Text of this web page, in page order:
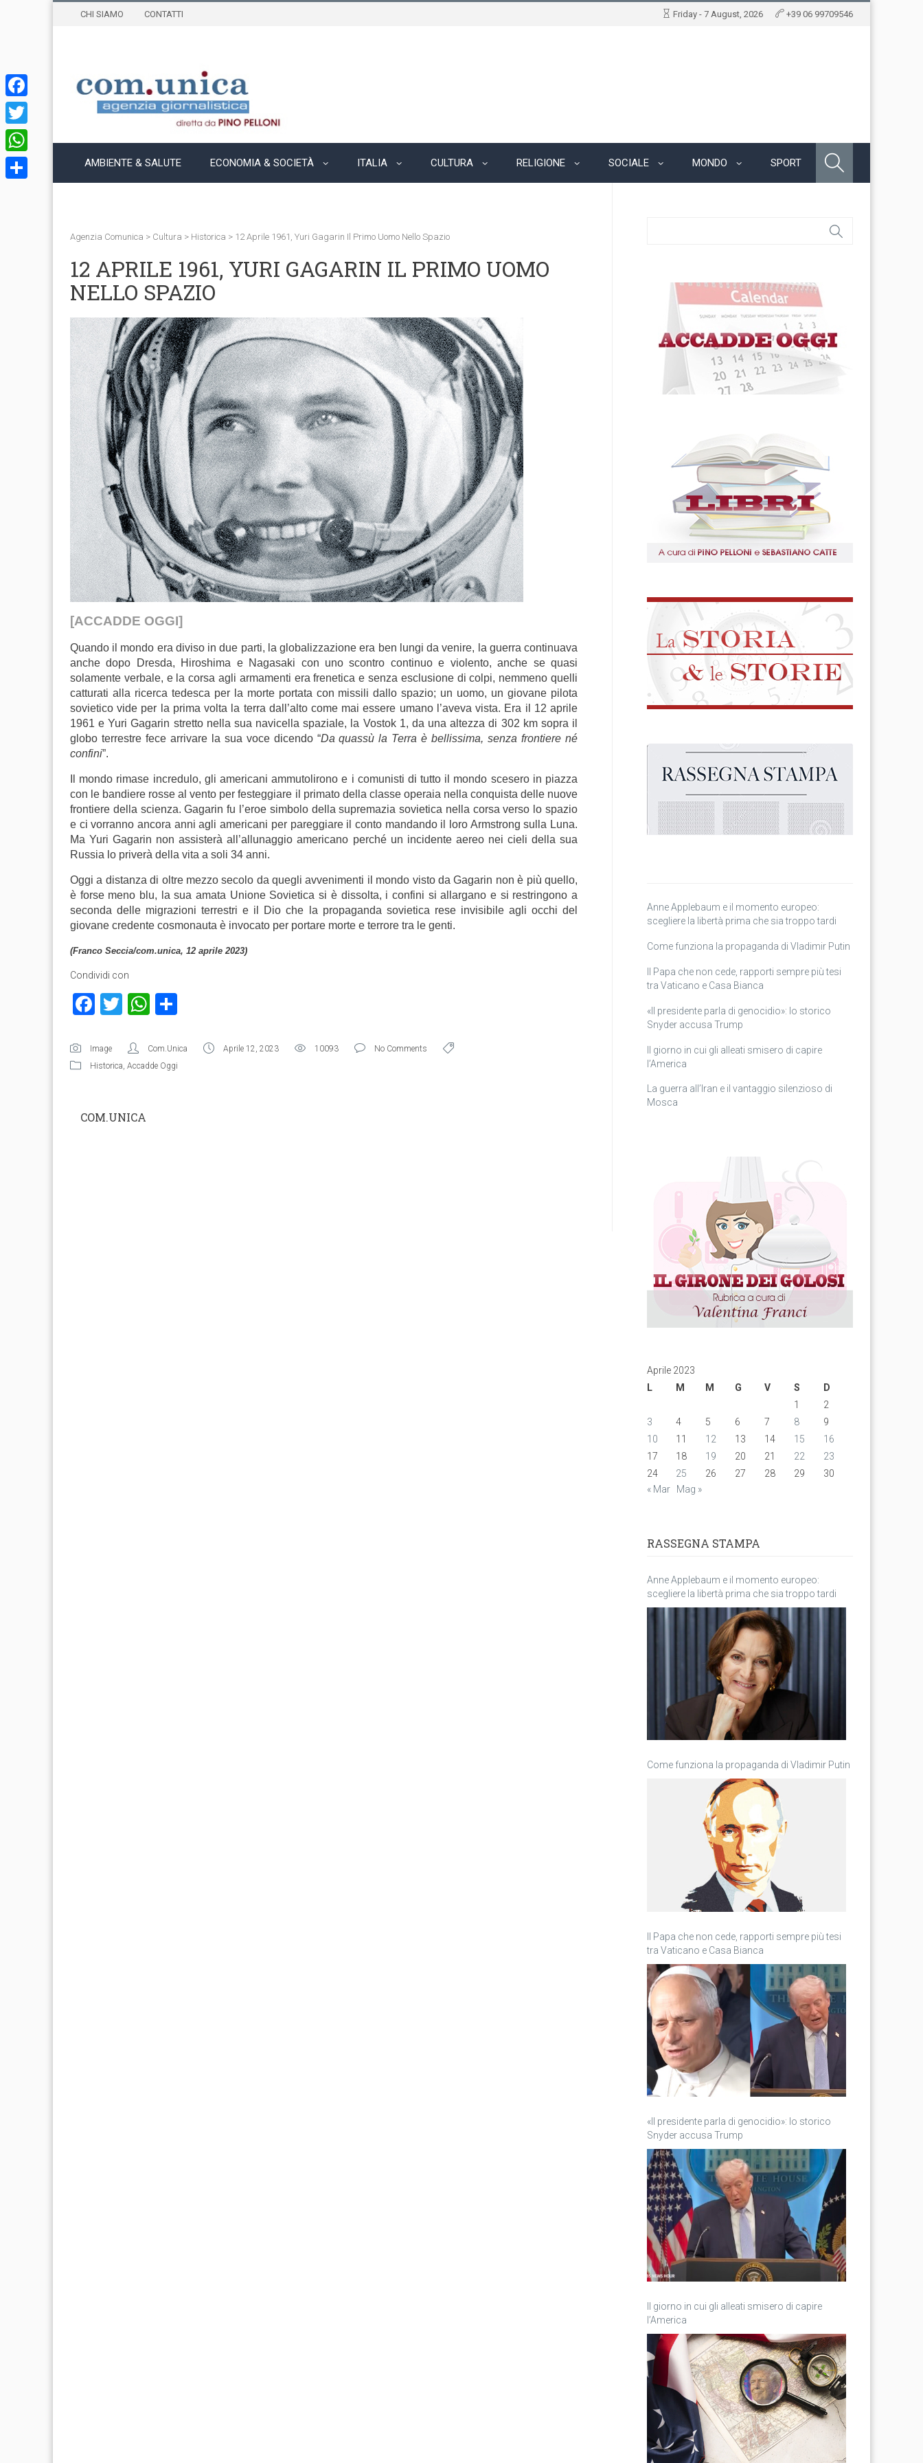
CHI SIAMO CONTATTI Friday - 7 August, 2026 +39 06 99709546
AMBIENTE & SALUTE ECONOMIA & SOCIETÀ ITALIA CULTURA RELIGIONE SOCIALE MONDO SPORT
Agenzia Comunica > Cultura > Historica > 12 Aprile 1961, Yuri Gagarin Il Primo Uomo Nello Spazio
12 APRILE 1961, YURI GAGARIN IL PRIMO UOMO
NELLO SPAZIO
[ACCADDE OGGI]
Quando il mondo era diviso in due parti, la globalizzazione era ben lungi da venire, la guerra continuava
anche dopo Dresda, Hiroshima e Nagasaki con uno scontro continuo e violento, anche se quasi
solamente verbale, e la corsa agli armamenti era frenetica e senza esclusione di colpi, nemmeno quelli
catturati alla ricerca tedesca per la morte portata con missili dallo spazio; un uomo, un giovane pilota
sovietico vide per la prima volta la terra dall’alto come mai essere umano l’aveva vista. Era il 12 aprile
1961 e Yuri Gagarin stretto nella sua navicella spaziale, la Vostok 1, da una altezza di 302 km sopra il
globo terrestre fece arrivare la sua voce dicendo “Da quassù la Terra è bellissima, senza frontiere né
confini”.
Il mondo rimase incredulo, gli americani ammutolirono e i comunisti di tutto il mondo scesero in piazza
con le bandiere rosse al vento per festeggiare il primato della classe operaia nella conquista delle nuove
frontiere della scienza. Gagarin fu l’eroe simbolo della supremazia sovietica nella corsa verso lo spazio
e ci vorranno ancora anni agli americani per pareggiare il conto mandando il loro Armstrong sulla Luna.
Ma Yuri Gagarin non assisterà all’allunaggio americano perché un incidente aereo nei cieli della sua
Russia lo priverà della vita a soli 34 anni.
Oggi a distanza di oltre mezzo secolo da quegli avvenimenti il mondo visto da Gagarin non è più quello,
è forse meno blu, la sua amata Unione Sovietica si è dissolta, i confini si allargano e si restringono a
seconda delle migrazioni terrestri e il Dio che la propaganda sovietica rese invisibile agli occhi del
giovane credente cosmonauta è invocato per portare morte e terrore tra le genti.
(Franco Seccia/com.unica, 12 aprile 2023)
Condividi con
Facebook
TwitterWhatsApp
Image Com.Unica Aprile 12, 2023 10093
No Comments
Historica, Accadde Oggi
COM.UNICA
Anne Applebaum e il momento europeo:
scegliere la libertà prima che sia troppo tardi
Come funziona la propaganda di Vladimir Putin
Il Papa che non cede, rapporti sempre più tesi
tra Vaticano e Casa Bianca
«Il presidente parla di genocidio»: lo storico
Snyder accusa Trump
Il giorno in cui gli alleati smisero di capire
l’America
La guerra all’Iran e il vantaggio silenzioso di
Mosca
Aprile 2023
L
M M G V S
D
1
2
3
4 5 6 7 8
9
10
11 12 13 14 15
16
17
18 19 20 21 22
23
24
25 26 27 28 29
30
« Mar
Mag »
RASSEGNA STAMPA
Anne Applebaum e il momento europeo:
scegliere la libertà prima che sia troppo tardi
Come funziona la propaganda di Vladimir Putin
Il Papa che non cede, rapporti sempre più tesi
tra Vaticano e Casa Bianca
«Il presidente parla di genocidio»: lo storico
Snyder accusa Trump
Il giorno in cui gli alleati smisero di capire
l’America
Facebook
Twitter
WhatsApp